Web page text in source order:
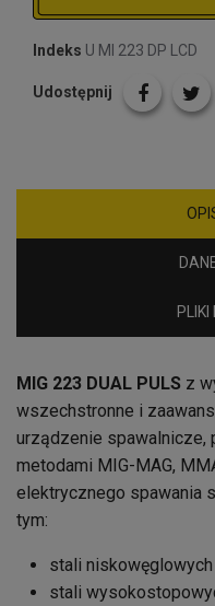
Indeks U MI 223 DP LCD
Udostępnij
MIG 223 DUAL PULS z
wszechstronne i
urządzenie spawalnicze,
metodami MIG-MAG,
elektrycznego spawania
tym:
stali
stali